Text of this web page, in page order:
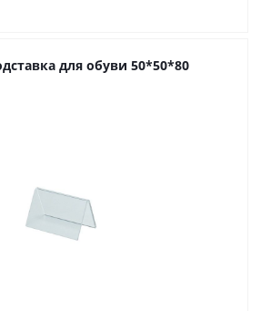
для обуви 50*50*80